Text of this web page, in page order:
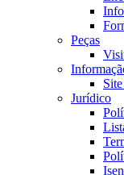
Peças
Jurídico